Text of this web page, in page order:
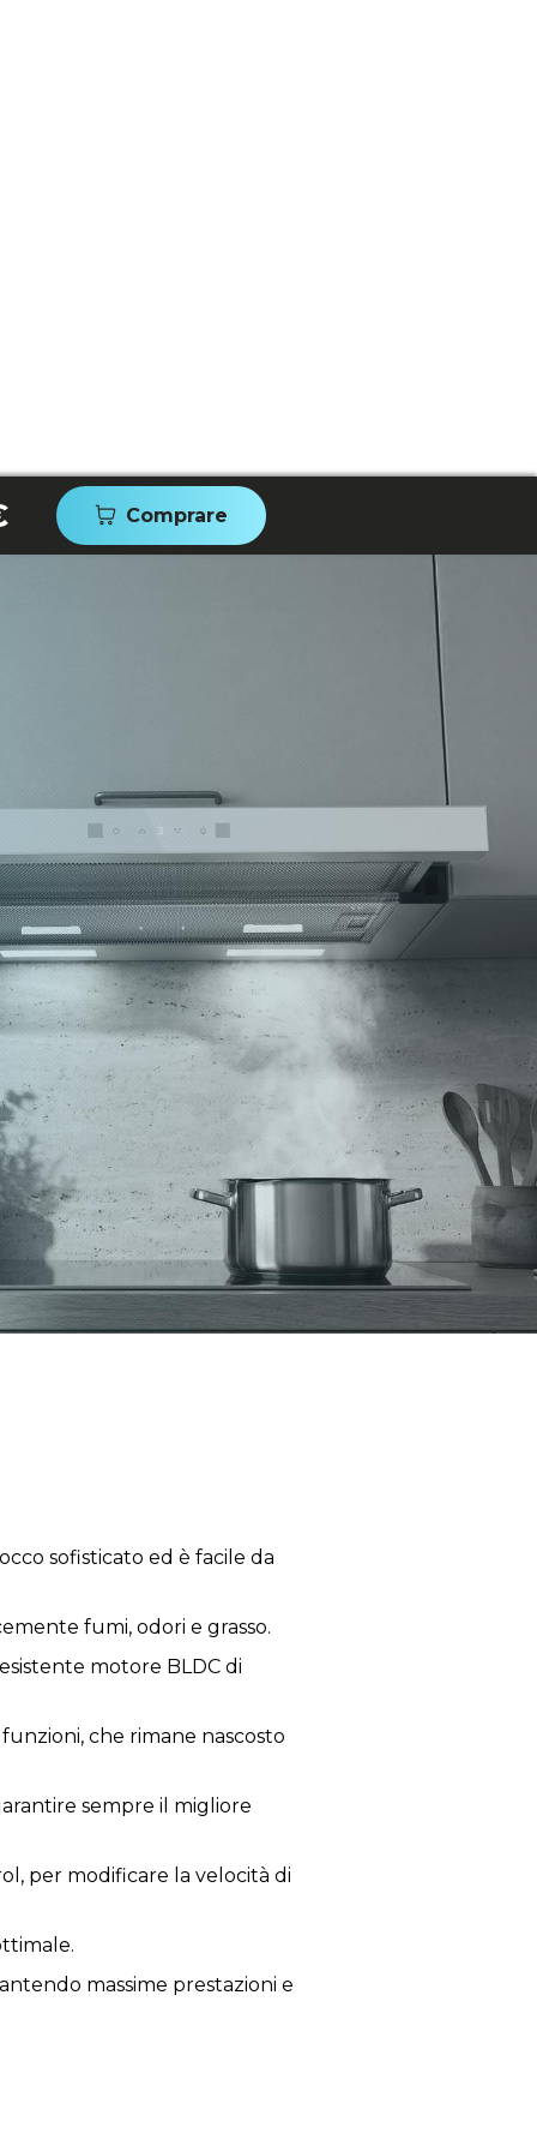
Comprare
sofisticato ed è facile da
fumi, odori e grasso.
motore BLDC di
che rimane nascosto
sempre il migliore
per modificare la velocità di
massime prestazioni e
ricircolo dell'aria senza la